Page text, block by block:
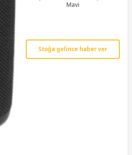
Mavi
Stoğa gelince haber ver